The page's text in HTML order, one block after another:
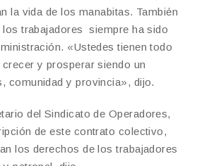
la vida de los manabitas. También
los trabajadores siempre ha sido
«Ustedes tienen todo
y prosperar siendo un
comunidad y provincia», dijo.
del Sindicato de Operadores,
de este contrato colectivo,
los derechos de los trabajadores